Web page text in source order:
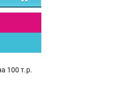
100 т.р.